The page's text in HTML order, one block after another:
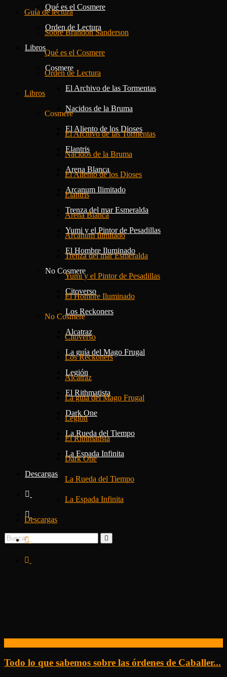
Qué es el Cosmere
Orden de Lectura
Libros
Cosmere
El Archivo de las Tormentas
Nacidos de la Bruma
El Aliento de los Dioses
Elantris
Arena Blanca
Arcanum Ilimitado
Trenza del mar Esmeralda
Yumi y el Pintor de Pesadillas
El Hombre Iluminado
No Cosmere
Citoverso
Los Reckoners
Alcatraz
La guía del Mago Frugal
Legión
El Rithmatista
Dark One
La Rueda del Tiempo
La Espada Infinita
Descargas
Guía de lectura
Sobre Brandon Sanderson
Qué es el Cosmere
Orden de Lectura
Libros
Cosmere
El Archivo de las Tormentas
Nacidos de la Bruma
El Aliento de los Dioses
Elantris
Arena Blanca
Arcanum Ilimitado
Trenza del mar Esmeralda
Yumi y el Pintor de Pesadillas
El Hombre Iluminado
No Cosmere
Citoverso
Los Reckoners
Alcatraz
La guía del Mago Frugal
Legión
El Rithmatista
Dark One
La Rueda del Tiempo
La Espada Infinita
Descargas
Todo lo que sabemos sobre las órdenes de Caballer...